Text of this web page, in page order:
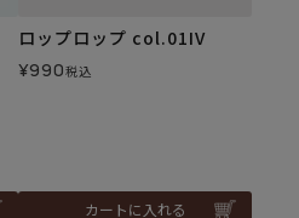
ロップロップ col.01IV
¥990税込
カートに入れる